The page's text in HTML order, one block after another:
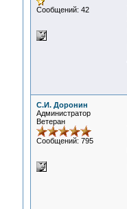
Сообщений: 42
С.И. Доронин
Администратор
Ветеран
Сообщений: 795